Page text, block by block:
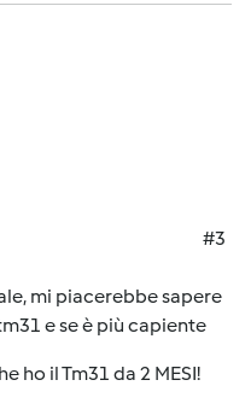
#3
mi piacerebbe sapere
e se è più capiente
ho il Tm31 da 2 MESI!